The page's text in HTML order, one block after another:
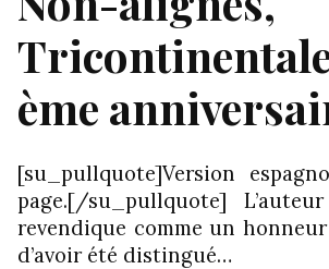
ème
[su_pullquote]Version
page.[/su_pullquote]
revendique comme un
d’avoir été distingué…